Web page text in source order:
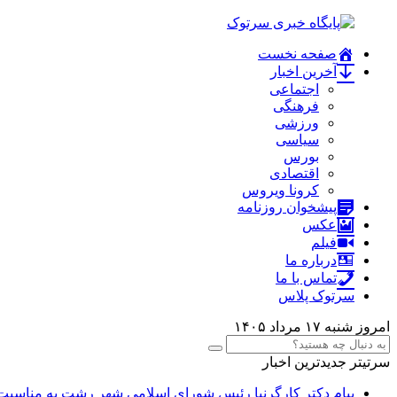
صفحه نخست
آخرین اخبار
اجتماعی
فرهنگی
ورزشی
سیاسی
بورس
اقتصادی
کرونا ویروس
پیشخوان روزنامه
عکس
فیلم
درباره ما
تماس با ما
سرتوک پلاس
امروز شنبه ۱۷ مرداد ۱۴۰۵
سرتیتر جدیدترین اخبار
پیام دکتر کارگرنیا رئیس شورای اسلامی شهر رشت به